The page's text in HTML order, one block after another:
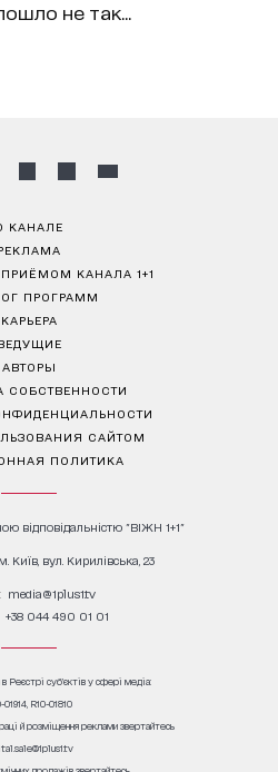
не так...
КАНАЛЕ
КАНАЛА 1+1
ПРОГРАММ
КАРЬЕРА
АВТОРЫ
СОБСТВЕННОСТИ
САЙТОМ
ПОЛИТИКА
відповідальністю "ВІЖН 1+1"
Київ, вул. Кирилівська, 23
media@1plus1.tv
+38 044 490 01 01
Реєстрі суб’єктів у сфері медіа:
01914, R10-01810
й розміщення реклами звертайтесь